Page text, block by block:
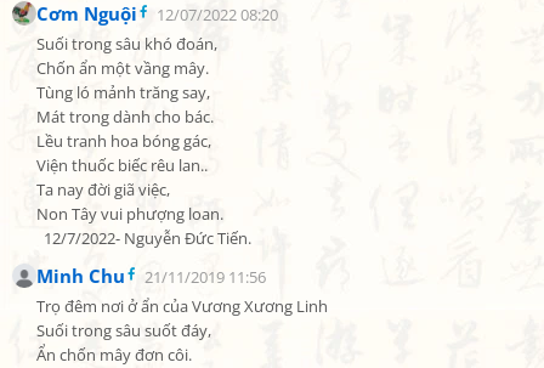
Cơm Nguội
12/07/2022 08:20
Suối trong sâu khó đoán,
Chốn ẩn một vầng mây.
Tùng ló mảnh trăng say,
Mát trong dành cho bác.
Lều tranh hoa bóng gác,
Viện thuốc biếc rêu lan..
Ta nay đời giã việc,
Non Tây vui phượng loan.
  12/7/2022- Nguyễn Đức Tiến.
Minh Chu
21/11/2019 11:56
Trọ đêm nơi ở ẩn của Vương Xương Linh
Suối trong sâu suốt đáy,
Ẩn chốn mây đơn côi.